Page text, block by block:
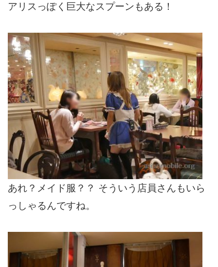
アリスっぽく巨大なスプーンもある！
あれ？メイド服？？ そういう店員さんもいら
っしゃるんですね。